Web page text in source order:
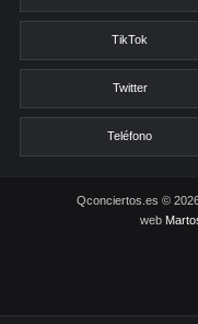
TikTok
Twitter
Teléfono
Qconciertos.es ©
web